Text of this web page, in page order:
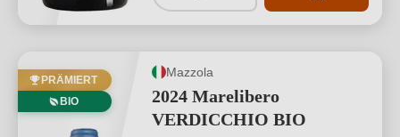
PRÄMIERT
BIO
Mazzola
2024 Marelibero
VERDICCHIO BIO